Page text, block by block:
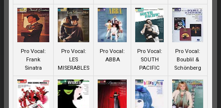
Pro Vocal:
Frank
Sinatra
Pro Vocal:
LES
MISERABLES
Pro Vocal:
ABBA
Pro Vocal:
SOUTH
PACIFIC
Pro Vocal:
Boublil &
Schönberg